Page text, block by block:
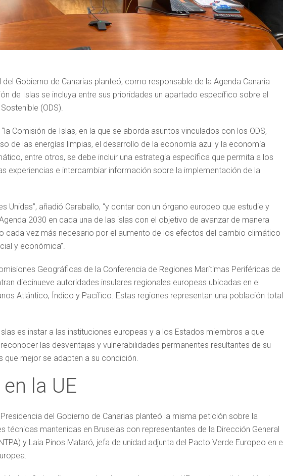
Gobierno de Canarias planteó, como responsable de la Agenda Canaria
de Islas se incluya entre sus prioridades un apartado específico sobre el
(ODS).
Comisión de Islas, en la que se aborda asuntos vinculados con los ODS,
de las energías limpias, el desarrollo de la economía azul y la economía
entre otros, se debe incluir una estrategia específica que permita a los
experiencias e intercambiar información sobre la implementación de la
Unidas”, añadió Caraballo, “y contar con un órgano europeo que estudie y
2030 en cada una de las islas con el objetivo de avanzar de manera
cada vez más necesario por el aumento de los efectos del cambio climático
y económica”.
Geográficas de la Conferencia de Regiones Marítimas Periféricas de
diecinueve autoridades insulares regionales europeas ubicadas en el
Atlántico, Índico y Pacífico. Estas regiones representan una población total
es instar a las instituciones europeas y a los Estados miembros a que
las desventajas y vulnerabilidades permanentes resultantes de su
que mejor se adapten a su condición.
la UE
del Gobierno de Canarias planteó la misma petición sobre la
técnicas mantenidas en Bruselas con representantes de la Dirección General
y Laia Pinos Mataró, jefa de unidad adjunta del Pacto Verde Europeo en el